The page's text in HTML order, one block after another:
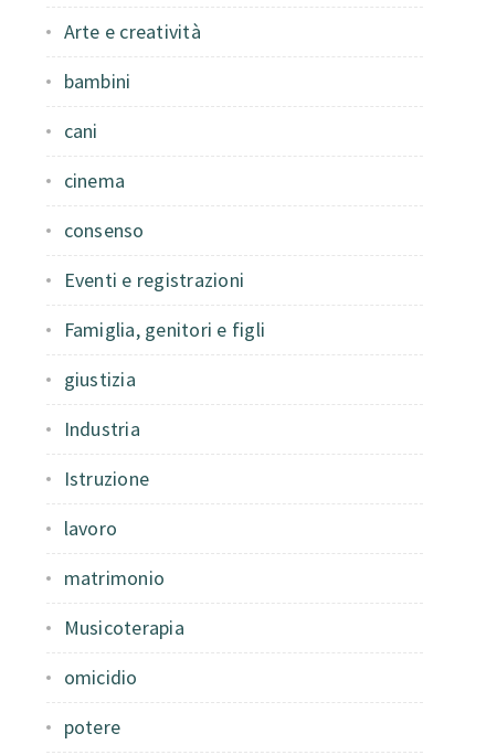
Arte e creatività
bambini
cani
cinema
consenso
Eventi e registrazioni
Famiglia, genitori e figli
giustizia
Industria
Istruzione
lavoro
matrimonio
Musicoterapia
omicidio
potere